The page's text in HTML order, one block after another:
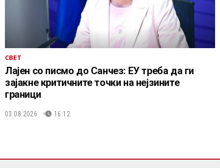
СВЕТ
Лајен со писмо до Санчез: ЕУ треба да ги
зајакне критичните точки на нејзините
граници
03.08.2026. 16:12